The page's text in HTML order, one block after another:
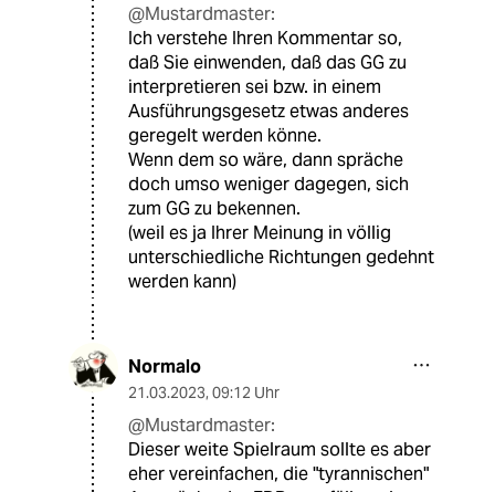
@Mustardmaster:
Ich verstehe Ihren Kommentar so,
daß Sie einwenden, daß das GG zu
interpretieren sei bzw. in einem
Ausführungsgesetz etwas anderes
geregelt werden könne.
Wenn dem so wäre, dann spräche
doch umso weniger dagegen, sich
zum GG zu bekennen.
(weil es ja Ihrer Meinung in völlig
unterschiedliche Richtungen gedehnt
werden kann)
Normalo
21.03.2023, 09:12 Uhr
@Mustardmaster:
Dieser weite Spielraum sollte es aber
eher vereinfachen, die "tyrannischen"